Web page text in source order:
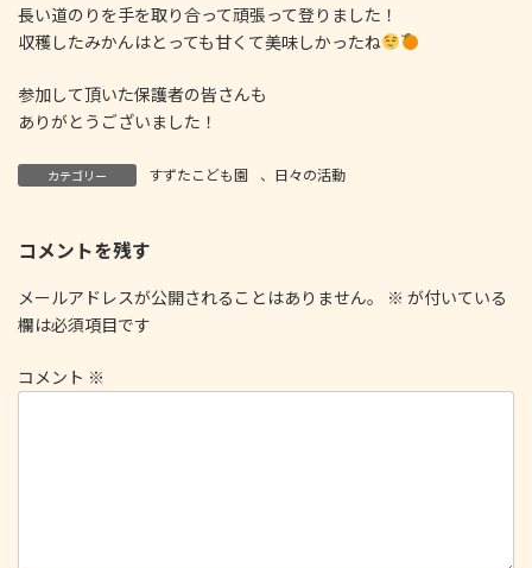
長い道のりを手を取り合って頑張って登りました！
収穫したみかんはとっても甘くて美味しかったね
参加して頂いた保護者の皆さんも
ありがとうございました！
カテゴリー すずたこども園 、 日々の活動
コメントを残す
メールアドレスが公開されることはありません。 ※ が付いている
欄は必須項目です
コメント ※